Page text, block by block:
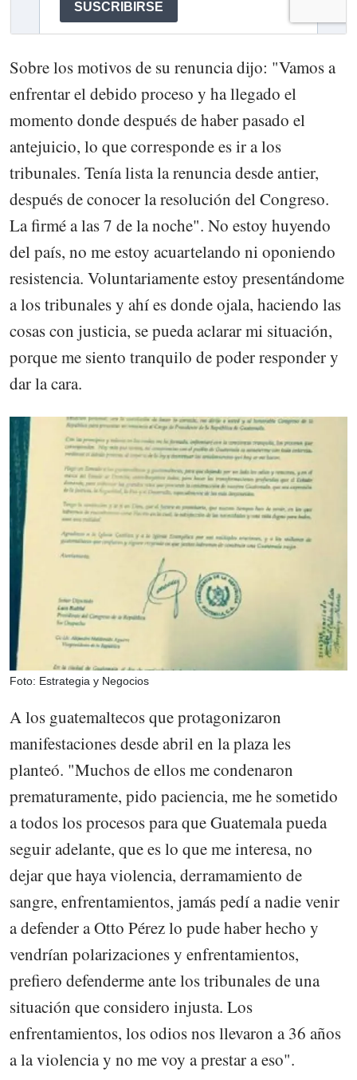
Sobre los motivos de su renuncia dijo: "Vamos a
enfrentar el debido proceso y ha llegado el
momento donde después de haber pasado el
antejuicio, lo que corresponde es ir a los
tribunales. Tenía lista la renuncia desde antier,
después de conocer la resolución del Congreso.
La firmé a las 7 de la noche". No estoy huyendo
del país, no me estoy acuartelando ni oponiendo
resistencia. Voluntariamente estoy presentándome
a los tribunales y ahí es donde ojala, haciendo las
cosas con justicia, se pueda aclarar mi situación,
porque me siento tranquilo de poder responder y
dar la cara.
Foto: Estrategia y Negocios
A los guatemaltecos que protagonizaron
manifestaciones desde abril en la plaza les
planteó. "Muchos de ellos me condenaron
prematuramente, pido paciencia, me he sometido
a todos los procesos para que Guatemala pueda
seguir adelante, que es lo que me interesa, no
dejar que haya violencia, derramamiento de
sangre, enfrentamientos, jamás pedí a nadie venir
a defender a Otto Pérez lo pude haber hecho y
vendrían polarizaciones y enfrentamientos,
prefiero defenderme ante los tribunales de una
situación que considero injusta. Los
enfrentamientos, los odios nos llevaron a 36 años
a la violencia y no me voy a prestar a eso".